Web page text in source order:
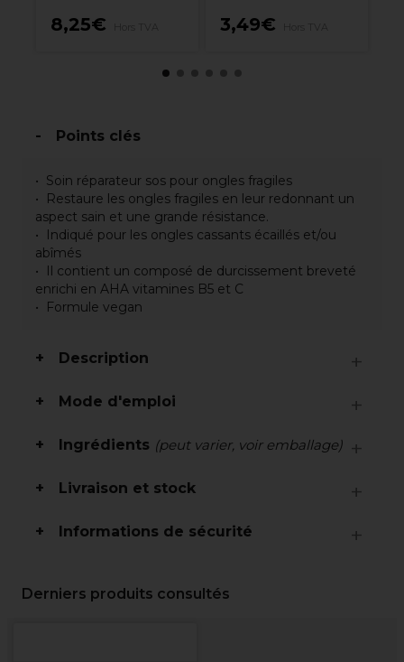
8,25€ 3,49€
Points clés
Soin réparateur sos pour ongles fragiles
Restaure les ongles fragiles en leur redonnant un
aspect sain et une grande résistance.
Indiqué pour les ongles cassants écaillés et/ou
abîmés
Il contient un composé de durcissement breveté
enrichi en AHA vitamines B5 et C
Formule vegan
Description
Mode d'emploi
Ingrédients (peut varier, voir emballage)
Livraison et stock
Informations de sécurité
Derniers produits consultés